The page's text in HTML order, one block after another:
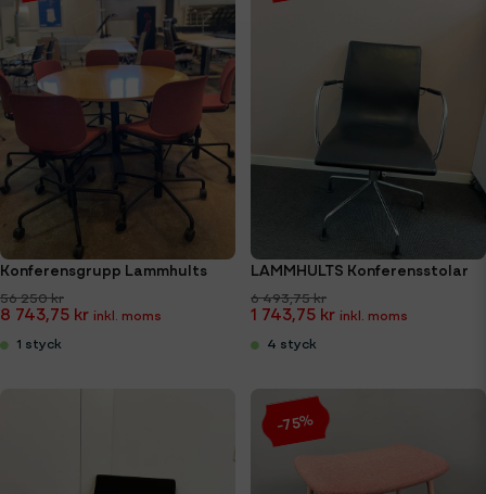
Konferensgrupp Lammhults
56 250 kr
8 743,75 kr
1 styck
LAMMHULTS Konferensstolar
6 493,75 kr
1 743,75 kr
4 styck
-75%